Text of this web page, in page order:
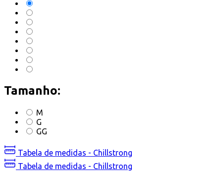
Tamanho:
M
G
GG
Tabela de medidas - Chillstrong
Tabela de medidas - Chillstrong